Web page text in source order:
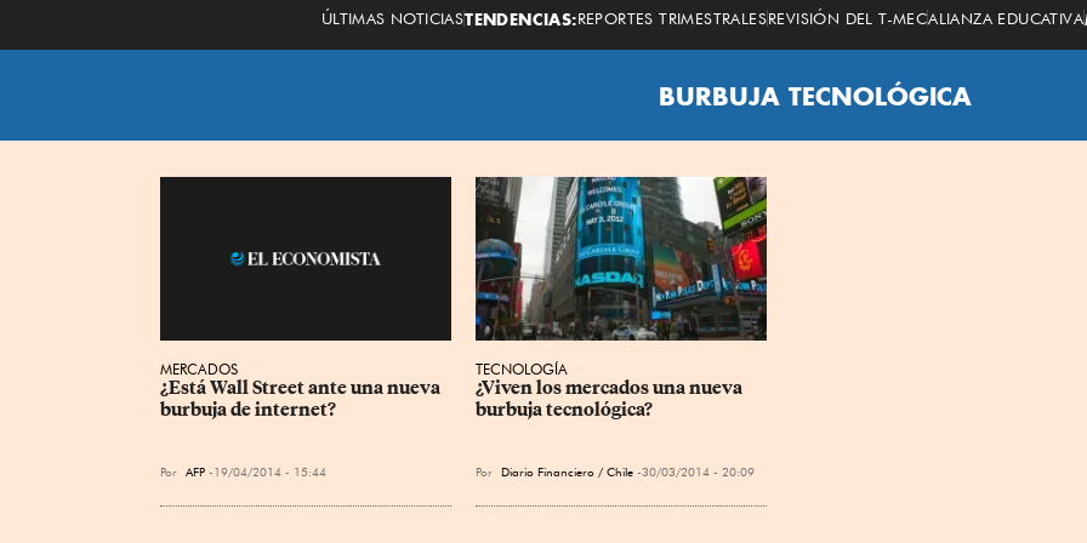
ÚLTIMAS NOTICIASTENDENCIAS:REPORTES TRIMESTRALESREVISIÓN DEL T-MECALIANZA EDUCATIVA
BURBUJA TECNOLÓGICA
MERCADOS
¿Está Wall Street ante una nueva
burbuja de internet?
Por AFP 19/04/2014 - 15:44
TECNOLOGÍA
¿Viven los mercados una nueva
burbuja tecnológica?
Por Diario Financiero / Chile 30/03/2014 - 20:09